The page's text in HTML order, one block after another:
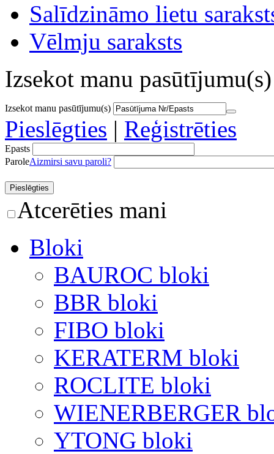
Salīdzināmo lietu
Vēlmju saraksts
Izsekot manu pasūtījumu(s)
Izsekot manu pasūtījumu(s)
Pieslēgties | Reģistrēties
Epasts
ParoleAizmirsi savu paroli?
Atcerēties mani
Bloki
BAUROC bloki
BBR bloki
FIBO bloki
KERATERM bloki
ROCLITE bloki
WIENERBERGER
YTONG bloki